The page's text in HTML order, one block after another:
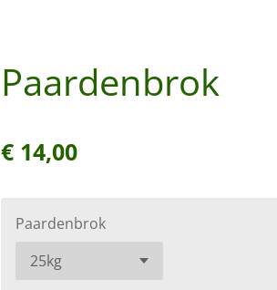
Paardenbrok
€ 14,00
Paardenbrok